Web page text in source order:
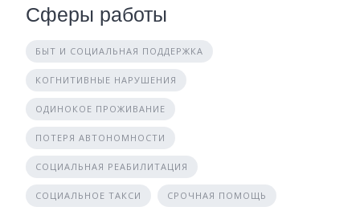
Сферы работы
БЫТ И СОЦИАЛЬНАЯ ПОДДЕРЖКА
КОГНИТИВНЫЕ НАРУШЕНИЯ
ОДИНОКОЕ ПРОЖИВАНИЕ
ПОТЕРЯ АВТОНОМНОСТИ
СОЦИАЛЬНАЯ РЕАБИЛИТАЦИЯ
СОЦИАЛЬНОЕ ТАКСИ СРОЧНАЯ ПОМОЩЬ